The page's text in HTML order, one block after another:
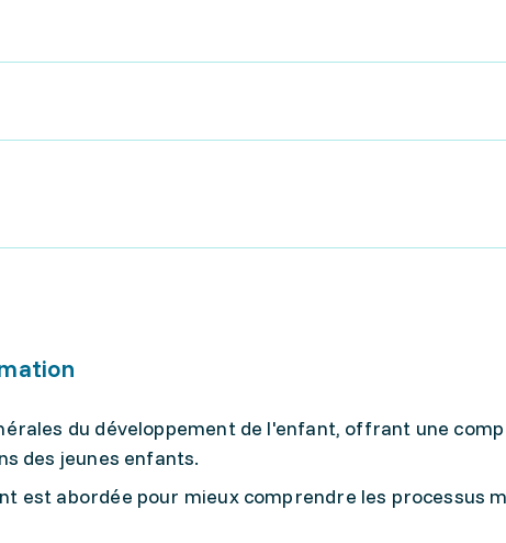
du développement de l'enfant, offrant une
des jeunes enfants.
est abordée pour mieux comprendre les processus